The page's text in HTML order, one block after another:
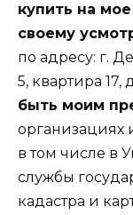
купить на
своему
по адресу: г.
5, квартира 17,
быть моим
организациях
в том числе в
службы
кадастра и